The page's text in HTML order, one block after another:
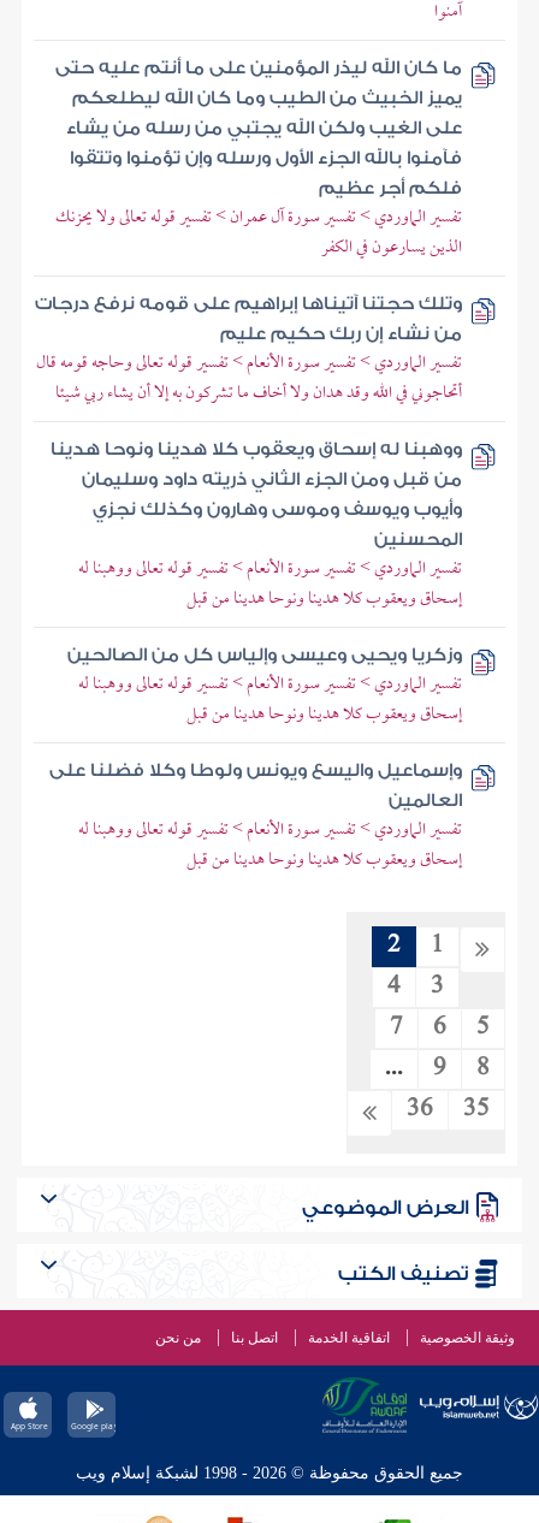
آمنوا
ما كان الله ليذر المؤمنين على ما أنتم عليه حتى
يميز الخبيث من الطيب وما كان الله ليطلعكم
على الغيب ولكن الله يجتبي من رسله من يشاء
فآمنوا بالله الجزء الأول ورسله وإن تؤمنوا وتتقوا
فلكم أجر عظيم
تفسير الماوردي > تفسير سورة آل عمران > تفسير قوله تعالى ولا يحزنك
الذين يسارعون في الكفر
وتلك حجتنا آتيناها إبراهيم على قومه نرفع درجات
من نشاء إن ربك حكيم عليم
تفسير الماوردي > تفسير سورة الأنعام > تفسير قوله تعالى وحاجه قومه قال
أتحاجوني في الله وقد هدان ولا أخاف ما تشركون به إلا أن يشاء ربي شيئا
ووهبنا له إسحاق ويعقوب كلا هدينا ونوحا هدينا
من قبل ومن الجزء الثاني ذريته داود وسليمان
وأيوب ويوسف وموسى وهارون وكذلك نجزي
المحسنين
تفسير الماوردي > تفسير سورة الأنعام > تفسير قوله تعالى ووهبنا له
إسحاق ويعقوب كلا هدينا ونوحا هدينا من قبل
وزكريا ويحيى وعيسى وإلياس كل من الصالحين
تفسير الماوردي > تفسير سورة الأنعام > تفسير قوله تعالى ووهبنا له
إسحاق ويعقوب كلا هدينا ونوحا هدينا من قبل
وإسماعيل واليسع ويونس ولوطا وكلا فضلنا على
العالمين
تفسير الماوردي > تفسير سورة الأنعام > تفسير قوله تعالى ووهبنا له
إسحاق ويعقوب كلا هدينا ونوحا هدينا من قبل
1
2
3
4
5
6
7
8
9
...
35
36
العرض الموضوعي
تصنيف الكتب
وثيقة الخصوصية اتفاقية الخدمة اتصل بنا من نحن
جميع الحقوق محفوظة © 2026 - 1998 لشبكة إسلام ويب